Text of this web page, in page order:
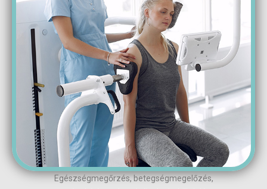
Egészségmegőrzés, betegségmegelőzés,